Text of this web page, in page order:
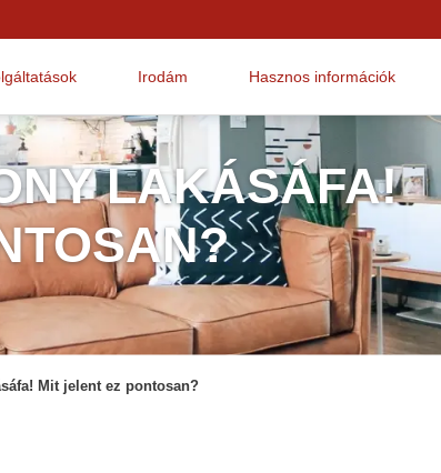
Irodám Hasznos információk
LAKÁSÁFA!
Mit jelent ez pontosan?